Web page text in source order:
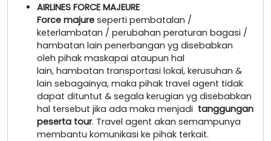
AIRLINES FORCE MAJEURE
Force majure seperti pembatalan /
keterlambatan / perubahan peraturan bagasi /
hambatan lain penerbangan yg disebabkan
oleh pihak maskapai ataupun hal
lain, hambatan transportasi lokal, kerusuhan &
lain sebagainya, maka pihak travel agent tidak
dapat dituntut & segala kerugian yg disebabkan
hal tersebut jika ada maka menjadi tanggungan
peserta tour. Travel agent akan semampunya
membantu komunikasi ke pihak terkait.